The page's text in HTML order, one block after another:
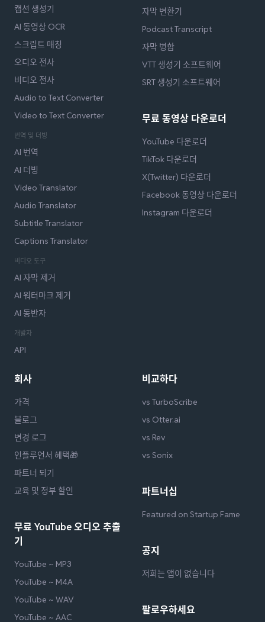
캡션 생성기
AI 동영상 OCR
스크립트 매칭
오디오 전사
비디오 전사
Audio to Text Converter
Video to Text Converter
번역 및 더빙
AI 번역
AI 더빙
Video Translator
Audio Translator
Subtitle Translator
Captions Translator
비디오 도구
AI 자막 제거
AI 워터마크 제거
AI 동반자
개발자
API
자막 변환기
Podcast Transcript
자막 병합
VTT 생성기 소프트웨어
SRT 생성기 소프트웨어
무료 동영상 다운로더
YouTube 다운로더
TikTok 다운로더
X(Twitter) 다운로더
Facebook 동영상 다운로더
Instagram 다운로더
회사
가격
블로그
변경 로그
인플루언서 혜택🎁
파트너 되기
교육 및 정부 할인
무료 YouTube 오디오 추출
기
YouTube ~ MP3
YouTube ~ M4A
YouTube ~ WAV
YouTube ~ AAC
비교하다
vs TurboScribe
vs Otter.ai
vs Rev
vs Sonix
파트너십
Featured on Startup Fame
공지
저희는 앱이 없습니다
팔로우하세요